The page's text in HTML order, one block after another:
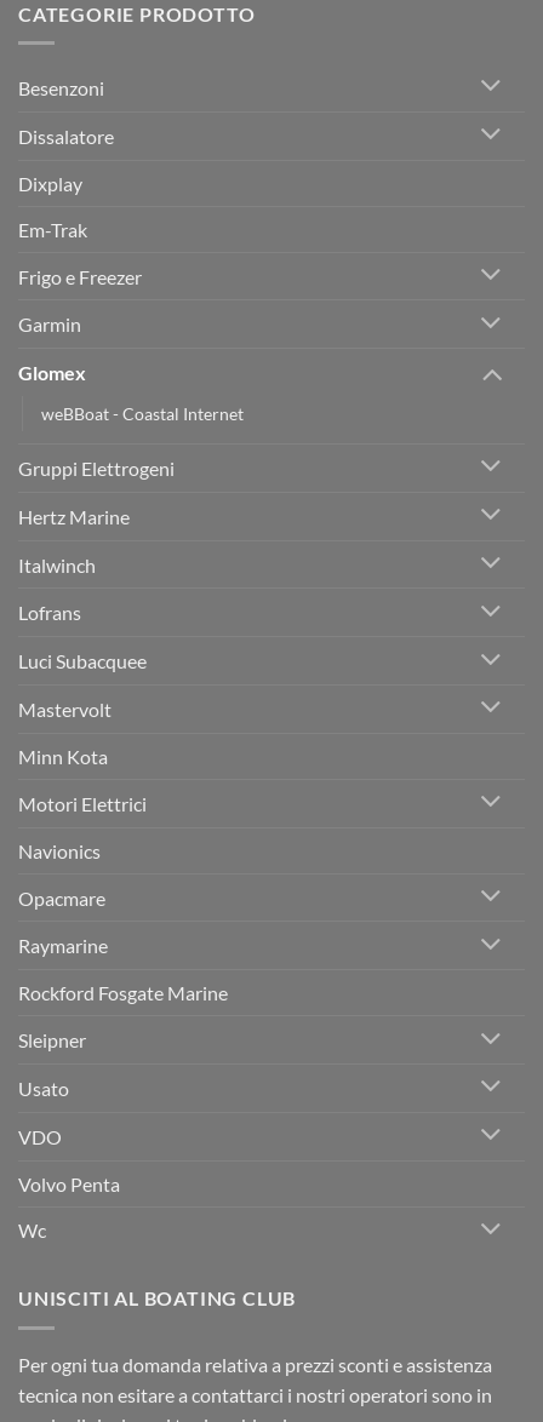
Vetroresina
Marino
Trapani
–
Serse
Assistenza
Sleipner
e
il
di
Manovra
CATEGORIE PRODOTTO
Besenzoni
Dissalatore
Dixplay
Em-Trak
Frigo e Freezer
Garmin
Glomex
weBBoat - Coastal Internet
Gruppi Elettrogeni
Hertz Marine
Italwinch
Lofrans
Luci Subacquee
Mastervolt
Minn Kota
Motori Elettrici
Navionics
Opacmare
Raymarine
Rockford Fosgate Marine
Sleipner
Usato
VDO
Volvo Penta
Wc
UNISCITI AL BOATING CLUB
Per ogni tua domanda relativa a prezzi sconti e assistenza
tecnica non esitare a contattarci i nostri operatori sono in